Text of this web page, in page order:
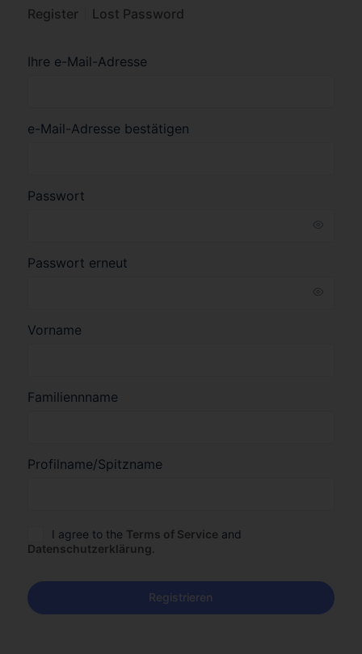
Register Lost Password
Ihre e-Mail-Adresse
e-Mail-Adresse bestätigen
Passwort
Passwort erneut
Vorname
Familiennname
Profilname/Spitzname
I agree to the Terms of Service and
Datenschutzerklärung